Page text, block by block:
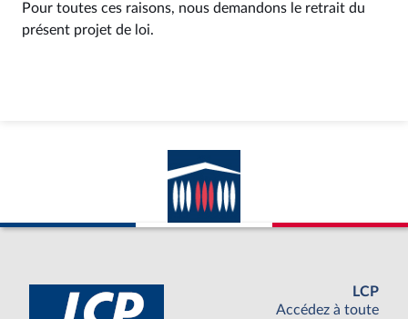
Pour toutes ces raisons, nous demandons le retrait du
présent projet de loi.
LCP
Accédez à toute